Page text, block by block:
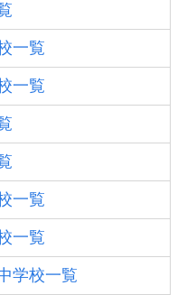
一覧
一覧
一覧
一覧
学校一覧